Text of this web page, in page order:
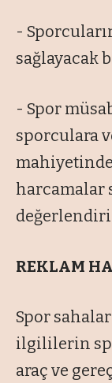
-
sağlayacak
- Spor
sporculara
harcamalar
REKLAM
Spor
ilgililerin
araç ve